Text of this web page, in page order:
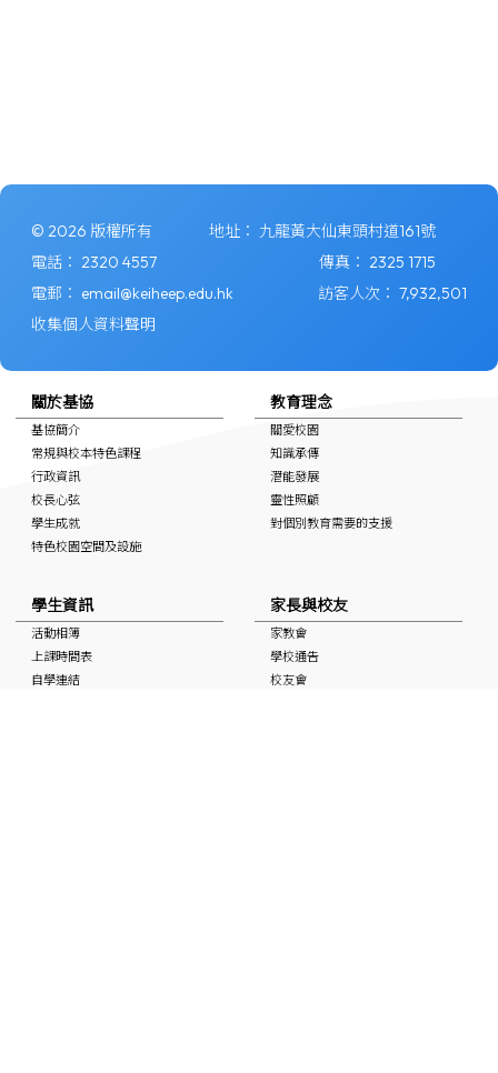
© 2026 版權所有 地址： 九龍黃大仙東頭村道161號
電話： 2320 4557 傳真： 2325 1715
電郵： email@keiheep.edu.hk 訪客人次： 7,932,501
收集個人資料聲明
關於基協
基協簡介
常規與校本特色課程
行政資訊
校長心弦
學生成就
特色校園空間及設施
教育理念
關愛校園
知識承傳
潛能發展
靈性照顧
對個別教育需要的支援
學生資訊
活動相簿
上課時間表
自學連結
家長與校友
家教會
學校通告
校友會